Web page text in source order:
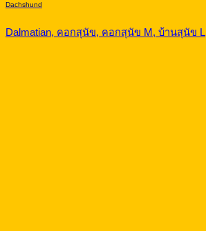
Dachshund
Dalmatian, คอกสุนัข, คอกสุนัข M, บ้านสุนัข L